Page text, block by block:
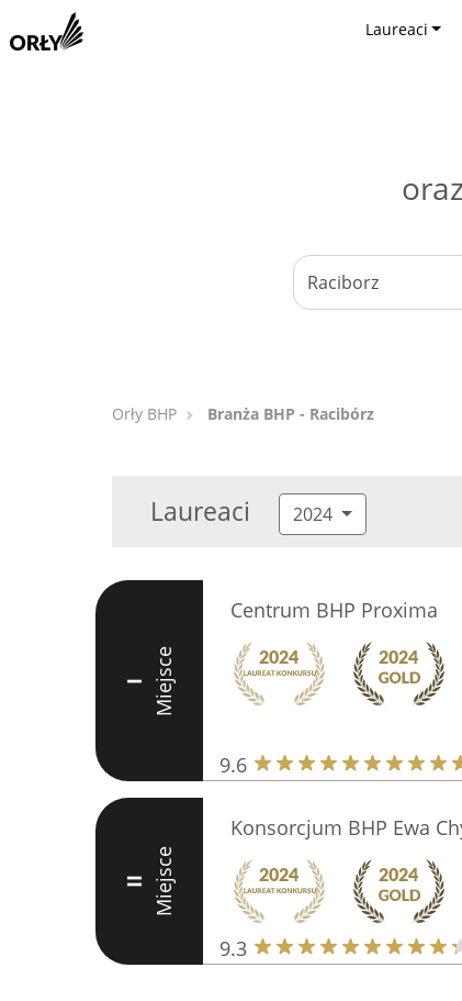
Laureaci
Orły BHP Branża BHP - Racibórz
Laureaci 2024
I Miejsce
Centrum BHP Proxima
9.6
II Miejsce
Konsorcjum BHP Ewa
9.3